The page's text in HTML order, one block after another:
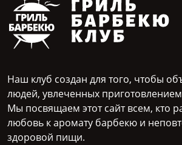
Наш клуб создан для того, чтобы
людей, увлеченных
Мы посвящаем этот сайт всем, кто
любовь к аромату барбекю и
здоровой пищи.